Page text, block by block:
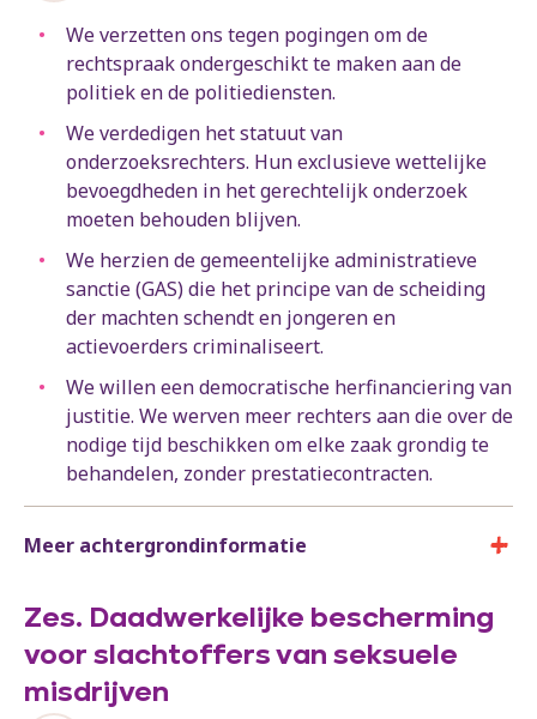
We verzetten ons tegen pogingen om de
rechtspraak ondergeschikt te maken aan de
politiek en de politiediensten.
We verdedigen het statuut van
onderzoeksrechters. Hun exclusieve wettelijke
bevoegdheden in het gerechtelijk onderzoek
moeten behouden blijven.
We herzien de gemeentelijke administratieve
sanctie (GAS) die het principe van de scheiding
der machten schendt en jongeren en
actievoerders criminaliseert.
We willen een democratische herfinanciering van
justitie. We werven meer rechters aan die over de
nodige tijd beschikken om elke zaak grondig te
behandelen, zonder prestatiecontracten.
Meer achtergrondinformatie
Zes. Daadwerkelijke bescherming
voor slachtoffers van seksuele
misdrijven